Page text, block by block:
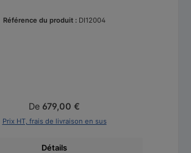
Référence du produit : DI12004
Prix régulier :
De 679,00 €
Prix HT, frais de livraison en sus
Détails